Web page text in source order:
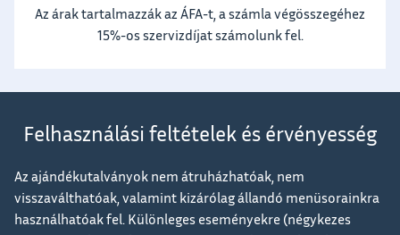
Az árak tartalmazzák az ÁFA-t, a számla végösszegéhez
15%-os szervizdíjat számolunk fel.
Felhasználási feltételek és érvényesség
Az ajándékutalványok nem átruházhatóak, nem
visszaválthatóak, valamint kizárólag állandó menüsorainkra
használhatóak fel. Különleges eseményekre (négykezes